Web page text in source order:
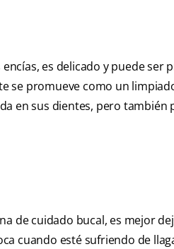
es delicado y puede
se promueve como un
en sus dientes, pero
de cuidado bucal, es mejor
cuando esté sufriendo de